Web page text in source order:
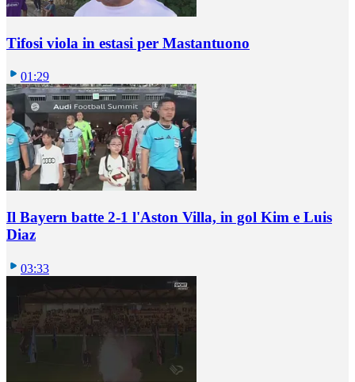
Tifosi viola in estasi per Mastantuono
01:29
Il Bayern batte 2-1 l'Aston Villa, in gol Kim e Luis
Diaz
03:33